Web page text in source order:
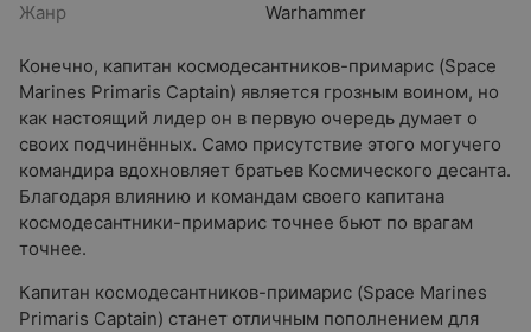
Жанр
Warhammer
Конечно, капитан космодесантников-примарис (Space
Marines Primaris Captain) является грозным воином, но
как настоящий лидер он в первую очередь думает о
своих подчинённых. Само присутствие этого могучего
командира вдохновляет братьев Космического десанта.
Благодаря влиянию и командам своего капитана
космодесантники-примарис точнее бьют по врагам
точнее.
Капитан космодесантников-примарис (Space Marines
Primaris Captain) станет отличным пополнением для